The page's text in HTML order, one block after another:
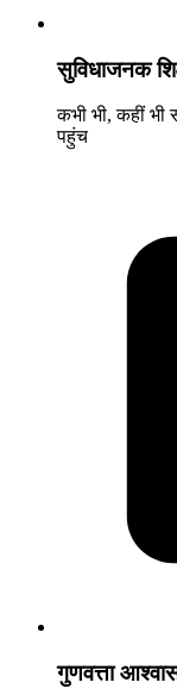
सुविधाजनक
कभी भी, कहीं भी
पहुंच
गुणवत्ता